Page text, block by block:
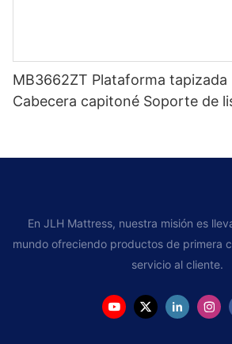
MB3662ZT Plataforma tapizada
Cabecera capitoné Soporte de
En JLH Mattress, nuestra misión es
mundo ofreciendo productos de primera
servicio al cliente.